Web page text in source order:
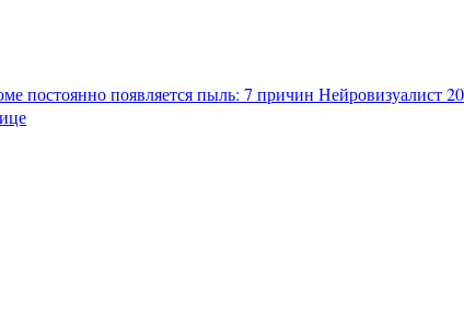
постоянно появляется пыль: 7 причин Нейровизуалист